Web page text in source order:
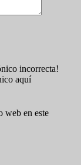
incorrecta!
aquí
web en este